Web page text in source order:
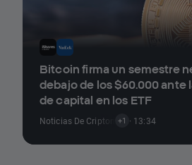
Bitcoin firma un semestre
debajo de los $60.000 ante
de capital en los ETF
Noticias De Criptomonedas
+1 · 13:34